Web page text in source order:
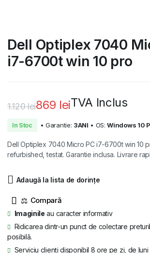
Dell Optiplex 7040
i7-6700t win 10 pro
1.120lei
a
1.120 lei.
869 lei
este:
TVA Inclus
In Stoc • Garantie: 3ANI • OS:Windows 10
Dell Optiplex 7040 Micro PC i7-6700t win 10
refurbished, testat. Garantie inclusa. Livrare
Adaugă la lista de dorințe
⚖
Imaginile au caracter informativ
Ridicarea dintr-un punct de colectare
posibilă.
Serviciu clienți disponibil 8 ore pe zi, de luni